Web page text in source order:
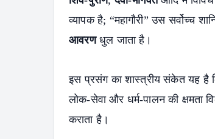
व्यापक है; “महागौरी” उस सर्वोच्च
आवरणधुल जाता है।
इस प्रसंग का शास्त्रीय संकेत यह है
लोक-सेवा और धर्म-पालन की क्षमता
कराता है।